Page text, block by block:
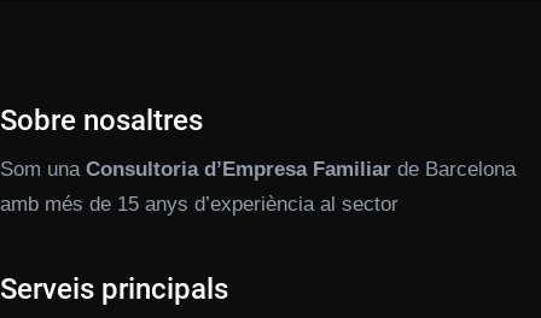
Sobre nosaltres
Som una Consultoria d’Empresa Familiar de Barcelona
amb més de 15 anys d’experiència al sector
Serveis principals